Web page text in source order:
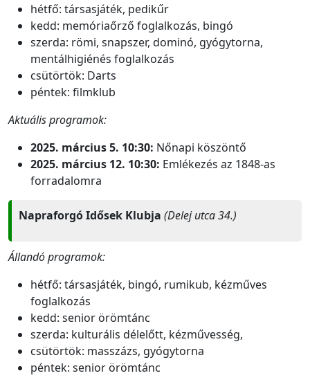
hétfő: társasjáték, pedikűr
kedd: memóriaőrző foglalkozás, bingó
szerda: römi, snapszer, dominó, gyógytorna,
mentálhigiénés foglalkozás
csütörtök: Darts
péntek: filmklub
Aktuális programok:
2025. március 5. 10:30: Nőnapi köszöntő
2025. március 12. 10:30: Emlékezés az 1848-as
forradalomra
Napraforgó Idősek Klubja (Delej utca 34.)
Állandó programok:
hétfő: társasjáték, bingó, rumikub, kézműves
foglalkozás
kedd: senior örömtánc
szerda: kulturális délelőtt, kézművesség,
csütörtök: masszázs, gyógytorna
péntek: senior örömtánc